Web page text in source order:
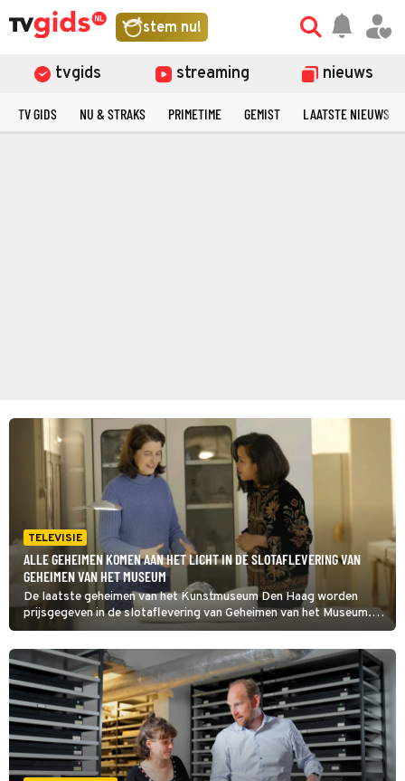
stem nu!
tvgids streaming nieuws
TV GIDS NU & STRAKS PRIMETIME GEMIST LAATSTE NIEUWS
TELEVISIE
ALLE GEHEIMEN KOMEN AAN HET LICHT IN DE SLOTAFLEVERING VAN
GEHEIMEN VAN HET MUSEUM
De laatste geheimen van het Kunstmuseum Den Haag worden
prijsgegeven in de slotaflevering van Geheimen van het Museum.
Zoals de ontdekking van een bijzonder tafereel op een
Delftsblauwe vaas, dat een geheel nieuwe blik op deze kunstvorm
geeft.